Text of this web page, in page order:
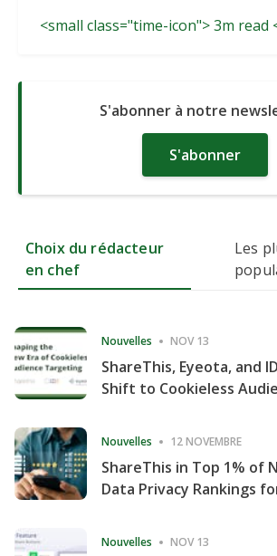
<small class="time-icon"> 3m read
S'abonner à notre
S'abonner
Choix du rédacteur
en chef
Les
Nouvelles NOV 13
ShareThis, Eyeota, and
Shift to Cookieless
Nouvelles 12 NOVEMBRE
ShareThis in Top 1% of
Data Privacy Rankings
Nouvelles NOV 13